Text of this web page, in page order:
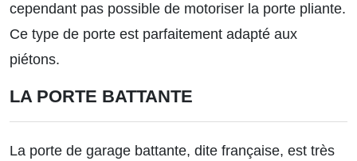
cependant pas possible de motoriser la porte pliante.
Ce type de porte est parfaitement adapté aux
piétons.
LA PORTE BATTANTE
La porte de garage battante, dite française, est très